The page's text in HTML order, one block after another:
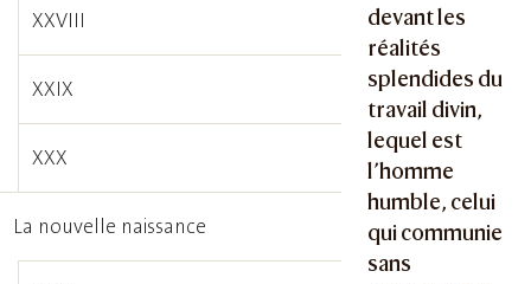
devant les
réalités
splendides du
travail divin,
lequel est
l’homme
humble, celui
qui communie
sans
XXVIII
XXIX
XXX
La nouvelle naissance